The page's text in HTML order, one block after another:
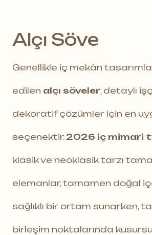
Alçı Söve
Genellikle iç mekân
edilen alçı söveler, detaylı
dekoratif çözümler için en
seçenektir. 2026 iç mimari
klasik ve neoklasik tarzı
elemanlar, tamamen doğal
sağlıklı bir ortam sunarken,
birleşim noktalarında